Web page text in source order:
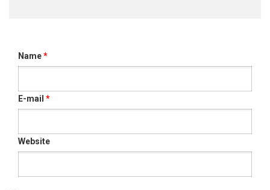
Name*
E-mail *
Website